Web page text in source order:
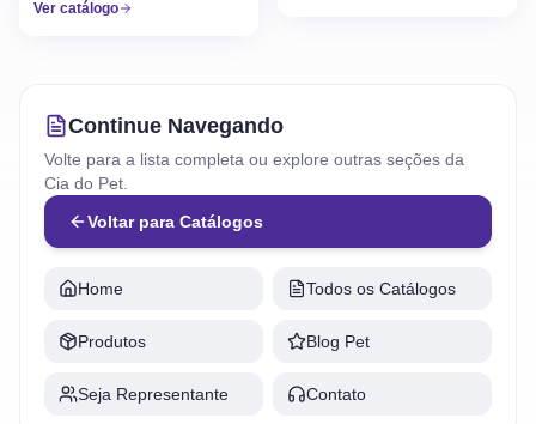
Ver catálogo
Continue Navegando
Volte para a lista completa ou explore outras seções da
Cia do Pet.
Voltar para Catálogos
Home Todos os Catálogos
Produtos Blog Pet
Seja Representante Contato